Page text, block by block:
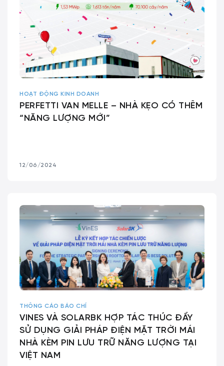
HOẠT ĐỘNG KINH DOANH
PERFETTI VAN MELLE – NHÀ KẸO CÓ THÊM
“NĂNG LƯỢNG MỚI”
12/06/2024
THÔNG CÁO BÁO CHÍ
VINES VÀ SOLARBK HỢP TÁC THÚC ĐẨY
SỬ DỤNG GIẢI PHÁP ĐIỆN MẶT TRỜI MÁI
NHÀ KÈM PIN LƯU TRỮ NĂNG LƯỢNG TẠI
VIỆT NAM